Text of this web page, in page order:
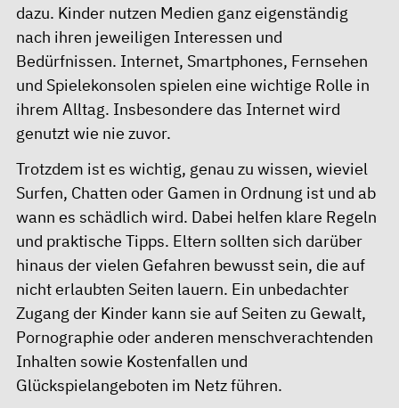
dazu. Kinder nutzen Medien ganz eigenständig
nach ihren jeweiligen Interessen und
Bedürfnissen. Internet, Smartphones, Fernsehen
und Spielekonsolen spielen eine wichtige Rolle in
ihrem Alltag. Insbesondere das Internet wird
genutzt wie nie zuvor.
Trotzdem ist es wichtig, genau zu wissen, wieviel
Surfen, Chatten oder Gamen in Ordnung ist und ab
wann es schädlich wird. Dabei helfen klare Regeln
und praktische Tipps. Eltern sollten sich darüber
hinaus der vielen Gefahren bewusst sein, die auf
nicht erlaubten Seiten lauern. Ein unbedachter
Zugang der Kinder kann sie auf Seiten zu Gewalt,
Pornographie oder anderen menschverachtenden
Inhalten sowie Kostenfallen und
Glückspielangeboten im Netz führen.